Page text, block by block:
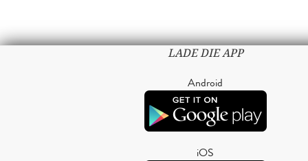
LADE DIE APP
Android
iOS